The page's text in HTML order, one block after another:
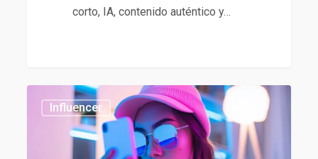
corto, IA, contenido auténtico y…
Tendencias
influencer
Influencer 437